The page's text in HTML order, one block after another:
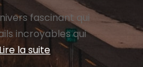
fascinant qui
incroyables qui
Lire la suite